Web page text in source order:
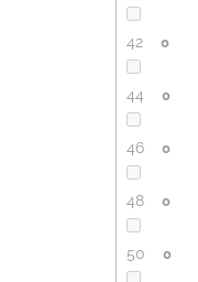
42 0
44 0
46 0
48 0
50 0